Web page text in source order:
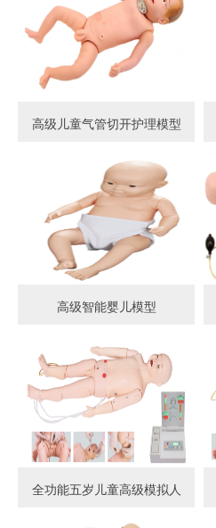
高级儿童气管切开护理模型
高级智能婴儿模型
全功能五岁儿童高级模拟人